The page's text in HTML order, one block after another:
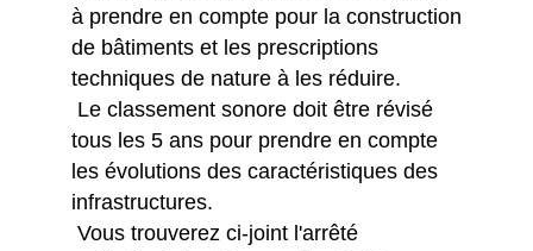
à prendre en compte pour la construction
de bâtiments et les prescriptions
techniques de nature à les réduire.
Le classement sonore doit être révisé
tous les 5 ans pour prendre en compte
les évolutions des caractéristiques des
infrastructures.
Vous trouverez ci-joint l'arrêté